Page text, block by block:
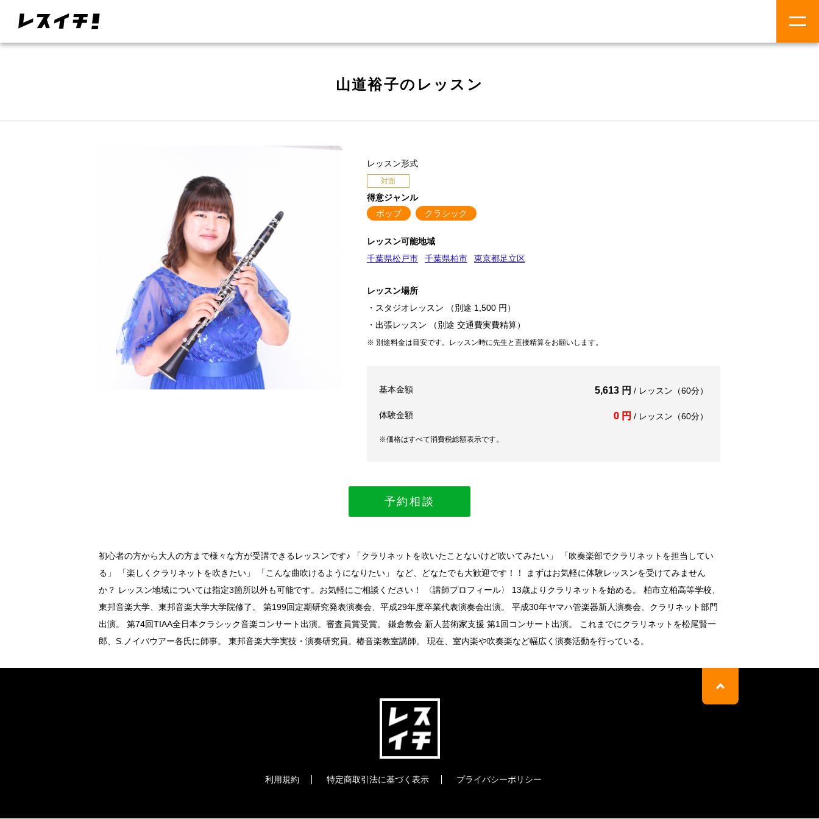
山道裕子のレッスン
レッスン形式
対面
得意ジャンル
ポップ
クラシック
レッスン可能地域
千葉県松戸市
千葉県柏市 東京都足立区
レッスン場所
・スタジオレッスン （別途 1,500 円）
・出張レッスン （別途 交通費実費精算）
※ 別途料金は目安です。レッスン時に先生と直接精算をお願いします。
基本金額 5,613 円 / レッスン（60分）
体験金額 0 円 / レッスン（60分）
※価格はすべて消費税総額表示です。
予約相談
初心者の方から大人の方まで様々な方が受講できるレッスンです♪ 「クラリネットを吹いたことないけど吹いてみたい」 「吹奏楽部でクラリネットを担当してい
る」 「楽しくクラリネットを吹きたい」 「こんな曲吹けるようになりたい」 など、どなたでも大歓迎です！！ まずはお気軽に体験レッスンを受けてみません
か？ レッスン地域については指定3箇所以外も可能です。お気軽にご相談ください！ 〈講師プロフィール〉 13歳よりクラリネットを始める。 柏市立柏高等学校、
東邦音楽大学、東邦音楽大学大学院修了。 第199回定期研究発表演奏会、平成29年度卒業代表演奏会出演。 平成30年ヤマハ管楽器新人演奏会、クラリネット部門
出演。 第74回TIAA全日本クラシック音楽コンサート出演。審査員賞受賞。 鎌倉教会 新人芸術家支援 第1回コンサート出演。 これまでにクラリネットを松尾賢一
郎、S.ノイバウアー各氏に師事。 東邦音楽大学実技・演奏研究員。椿音楽教室講師。 現在、室内楽や吹奏楽など幅広く演奏活動を行っている。
利用規約 特定商取引法に基づく表示 プライバシーポリシー